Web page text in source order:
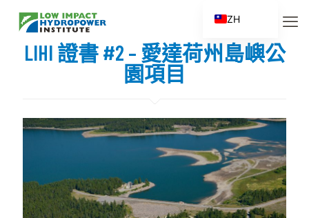
LIHI 證書 #2 – 愛達荷州島嶼公
園項目
ZH
EN
ES